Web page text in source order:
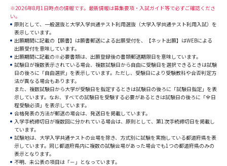
高等学校（情報）教員資格認定
試験
大学研究 大学検索
大学で学べる内容や特徴を調べる
新増設大学・学部・学科特集
国際・グローバルに強い大学特
集
データサイエンス特集 奨学金・特待生制度特集
※2026年8月1日時点の情報です。最新情報は募集要項・入試ガイド等で必ずご確認くださ
い。
原則として、一般選抜と大学入学共通テスト利用選抜（大学入学共通テスト利用入試）を
表示しています。
出願期間に記載の【願書】は願書郵送による出願受付を、【ネット出願】はWEBによる
出願受付を意味しています。
出願期間に記載の※必要書類は、出願登録後の書類郵送期限日を意味しています。
試験日が複数表示されている場合、複数試験日から自由に受験日を選択できるときは試験
日の後ろに「自由選択」を表示しています。ただし、受験日により受験教科や合否判定方
法が異なる場合もあります。
また、複数試験日から大学が受験日を指定するときは試験日の後ろに「試験日指定」を表
示しています。なお、すべての試験日を受験する必要があるときは試験日の後ろに「全日
程受験必須」を表示しています。
合格発表の方法が郵送の場合は、発送日を掲載しています。
入学手続締切日が複数回に分かれている場合は、原則として、第1次手続締切日を掲載し
ています。
試験地は、大学入学共通テストの会場を除き、方式別に試験を実施している都道府県を表
示しています。同じ都道府県内に複数の試験会場があった場合でも1つの都道府県のみの
表示となります。
不明、未公表の項目は「－」となっています。